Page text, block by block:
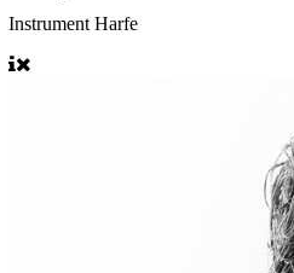
Instrument Harfe